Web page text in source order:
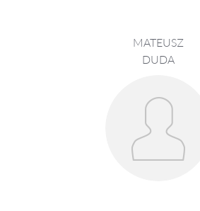
MATEUSZ
DUDA